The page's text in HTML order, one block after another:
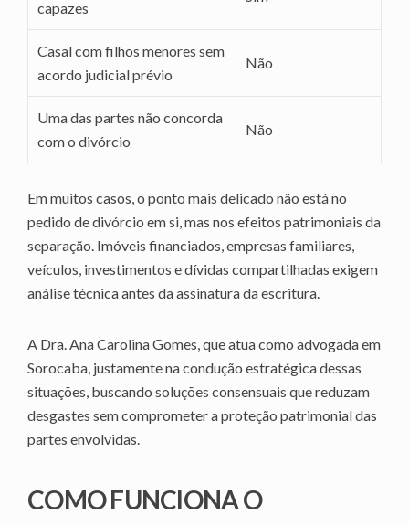
capazes
Casal com filhos menores sem
acordo judicial prévio
Não
Uma das partes não concorda
com o divórcio
Não
Em muitos casos, o ponto mais delicado não está no
pedido de divórcio em si, mas nos efeitos patrimoniais da
separação. Imóveis financiados, empresas familiares,
veículos, investimentos e dívidas compartilhadas exigem
análise técnica antes da assinatura da escritura.
A Dra. Ana Carolina Gomes, que atua como advogada em
Sorocaba, justamente na condução estratégica dessas
situações, buscando soluções consensuais que reduzam
desgastes sem comprometer a proteção patrimonial das
partes envolvidas.
COMO FUNCIONA O